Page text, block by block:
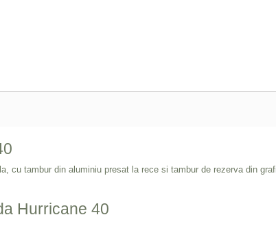
cu tambur din aluminiu presat la rece si tambur de rezerva din
Hurricane 40